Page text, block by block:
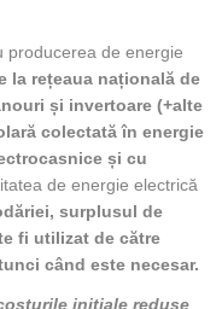
producerea de energie
la rețeaua națională de
și invertoare (+alte
colectată în energie
și cu
de energie electrică
surplusul de
fi utilizat de către
când este necesar.
inițiale reduse